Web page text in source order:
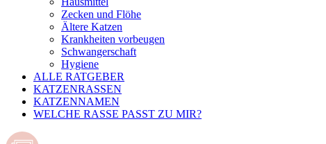
Zecken und Flöhe
Ältere Katzen
Krankheiten vorbeugen
Schwangerschaft
Hygiene
ALLE RATGEBER
KATZENRASSEN
KATZENNAMEN
WELCHE RASSE PASST ZU MIR?